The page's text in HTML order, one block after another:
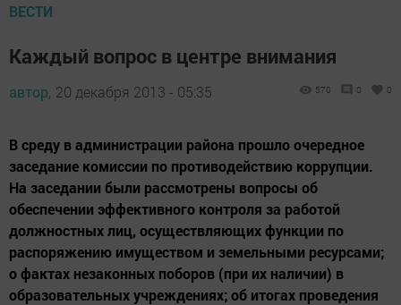
ВЕСТИ
Каждый вопрос в центре внимания
автор, 20 декабря 2013 - 05:35 570 0 0
В среду в администрации района прошло очередное
заседание комиссии по противодействию коррупции.
На заседании были рассмотрены вопросы об
обеспечении эффективного контроля за работой
должностных лиц, осуществляющих функции по
распоряжению имуществом и земельными ресурсами;
о фактах незаконных поборов (при их наличии) в
образовательных учреждениях; об итогах проведения